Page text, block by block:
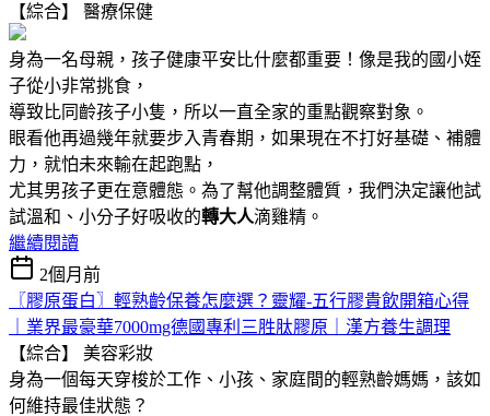
【綜合】 醫療保健
身為一名母親，孩子健康平安比什麼都重要！像是我的國小姪
子從小非常挑食，
導致比同齡孩子小隻，所以一直全家的重點觀察對象。
眼看他再過幾年就要步入青春期，如果現在不打好基礎、補體
力，就怕未來輸在起跑點，
尤其男孩子更在意體態。為了幫他調整體質，我們決定讓他試
試溫和、小分子好吸收的轉大人滴雞精。
繼續閱讀
2個月前
〖膠原蛋白〗輕熟齡保養怎麼選？靈耀-五行膠貴飲開箱心得
｜業界最豪華7000mg德國專利三胜肽膠原｜漢方養生調理
【綜合】 美容彩妝
身為一個每天穿梭於工作、小孩、家庭間的輕熟齡媽媽，該如
何維持最佳狀態？